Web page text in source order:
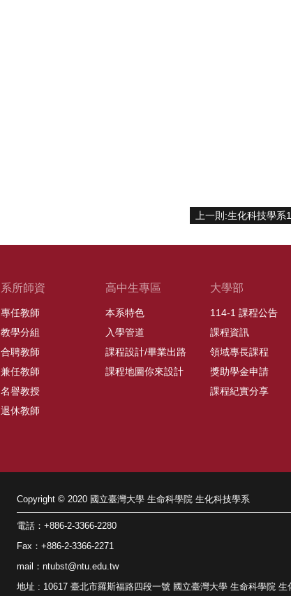
系所師資
專任教師
教學分組
合聘教師
兼任教師
名譽教授
退休教師
高中生專區
本系特色
入學管道
課程設計/畢業出路
課程地圖你來設計
大學部
114-1 課程公告
課程資訊
領域專長課程
獎助學金申請
課程紀實分享
Copyright © 2020 國立臺灣大學 生命科學院 生化科技學系
電話：+886-2-3366-2280
Fax：+886-2-3366-2271
mail：ntubst@ntu.edu.tw
地址 : 10617 臺北市羅斯福路四段一號 國立臺灣大學 生命科學院 生